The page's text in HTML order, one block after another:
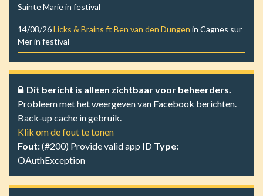
Sainte Mariein festival
14/08/26Licks & Brains ft Ben van den Dungen in Cagnes sur
Merin festival
Dit bericht is alleen zichtbaar voor beheerders.
Probleem met het weergeven van Facebook berichten.
Back-up cache in gebruik.
Klik om de fout te tonen
Fout:(#200) Provide valid app ID Type:
OAuthException